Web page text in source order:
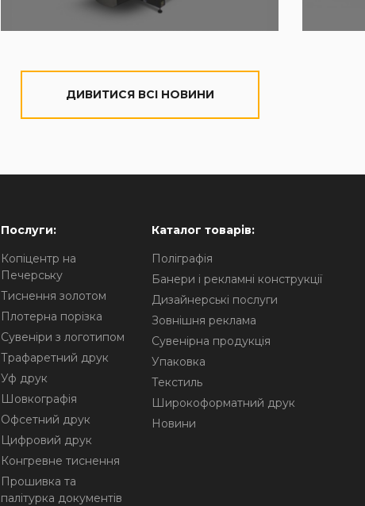
ДИВИТИСЯ ВСІ НОВИНИ
Послуги:
Копіцентр на
Печерську
Тиснення золотом
Плотерна порізка
Сувеніри з логотипом
Трафаретний друк
Уф друк
Шовкографія
Офсетний друк
Цифровий друк
Конгревне тиснення
Прошивка та
палітурка документів
Каталог товарів:
Поліграфія
Банери і рекламні конструкції
Дизайнерські послуги
Зовнішня реклама
Сувенірна продукція
Упаковка
Текстиль
Широкоформатний друк
Новини